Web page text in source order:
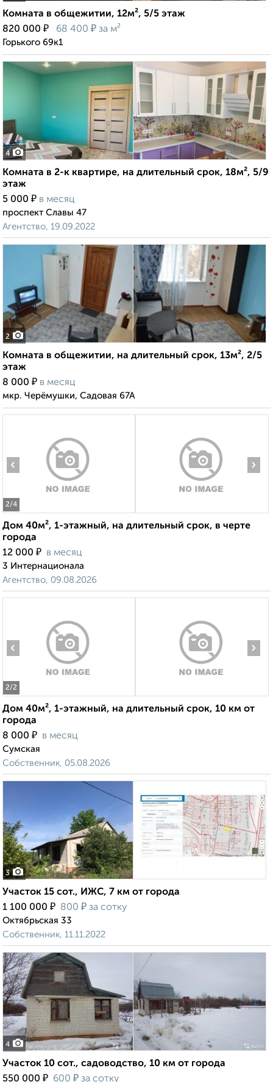
Комната в общежитии, 12м², 5/5 этаж
820 000 ₽ 68 400 ₽ за м²
Горького 69к1
4
Комната в 2-к квартире, на длительный срок, 18м², 5/9
этаж
5 000 ₽ в месяц
проспект Славы 47
Агентство, 19.09.2022
2
Комната в общежитии, на длительный срок, 13м², 2/5
этаж
8 000 ₽ в месяц
мкр. Черёмушки, Садовая 67А
2/4
‹ ›
Дом 40м², 1-этажный, на длительный срок, в черте
города
12 000 ₽ в месяц
3 Интернационала
Агентство, 09.08.2026
2/2
‹ ›
Дом 40м², 1-этажный, на длительный срок, 10 км от
города
8 000 ₽ в месяц
Сумская
Собственник, 05.08.2026
3
Участок 15 сот., ИЖС, 7 км от города
1 100 000 ₽ 800 ₽ за сотку
Октябрьская 33
Собственник, 11.11.2022
4
Участок 10 сот., садоводство, 10 км от города
550 000 ₽ 600 ₽ за сотку